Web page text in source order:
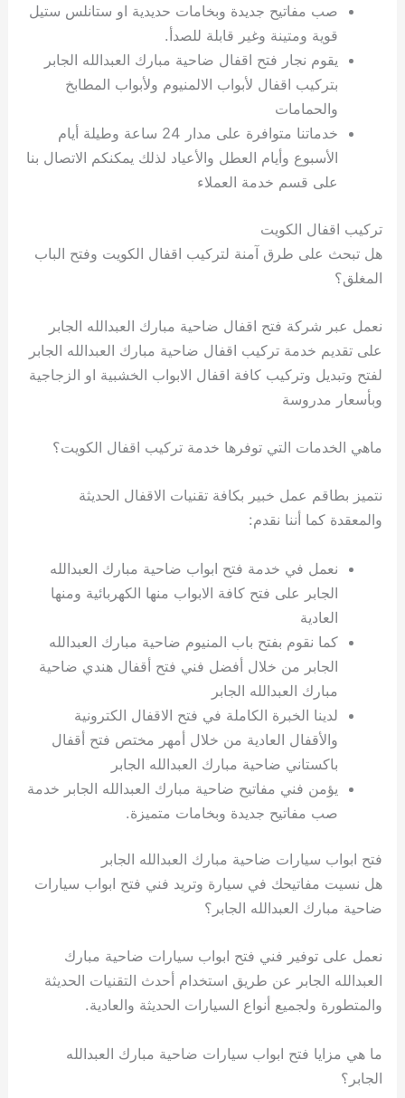
صب مفاتيح جديدة وبخامات حديدية او ستانلس ستيل
قوية ومتينة وغير قابلة للصدأ.
يقوم نجار فتح اقفال ضاحية مبارك العبدالله الجابر
بتركيب اقفال لأبواب الالمنيوم ولأبواب المطابخ
والحمامات
خدماتنا متوافرة على مدار 24 ساعة وطيلة أيام
الأسبوع وأيام العطل والأعياد لذلك يمكنكم الاتصال بنا
على قسم خدمة العملاء
تركيب اقفال الكويت
هل تبحث على طرق آمنة لتركيب اقفال الكويت وفتح الباب
المغلق؟
نعمل عبر شركة فتح اقفال ضاحية مبارك العبدالله الجابر
على تقديم خدمة تركيب اقفال ضاحية مبارك العبدالله الجابر
لفتح وتبديل وتركيب كافة اقفال الابواب الخشبية او الزجاجية
وبأسعار مدروسة
ماهي الخدمات التي توفرها خدمة تركيب اقفال الكويت؟
نتميز بطاقم عمل خبير بكافة تقنيات الاقفال الحديثة
والمعقدة كما أننا نقدم:
نعمل في خدمة فتح ابواب ضاحية مبارك العبدالله
الجابر على فتح كافة الابواب منها الكهربائية ومنها
العادية
كما نقوم بفتح باب المنيوم ضاحية مبارك العبدالله
الجابر من خلال أفضل فني فتح أقفال هندي ضاحية
مبارك العبدالله الجابر
لدينا الخبرة الكاملة في فتح الاقفال الكترونية
والأقفال العادية من خلال أمهر مختص فتح أقفال
باكستاني ضاحية مبارك العبدالله الجابر
يؤمن فني مفاتيح ضاحية مبارك العبدالله الجابر خدمة
صب مفاتيح جديدة وبخامات متميزة.
فتح ابواب سيارات ضاحية مبارك العبدالله الجابر
هل نسيت مفاتيحك في سيارة وتريد فني فتح ابواب سيارات
ضاحية مبارك العبدالله الجابر؟
نعمل على توفير فني فتح ابواب سيارات ضاحية مبارك
العبدالله الجابر عن طريق استخدام أحدث التقنيات الحديثة
والمتطورة ولجميع أنواع السيارات الحديثة والعادية.
ما هي مزايا فتح ابواب سيارات ضاحية مبارك العبدالله
الجابر؟